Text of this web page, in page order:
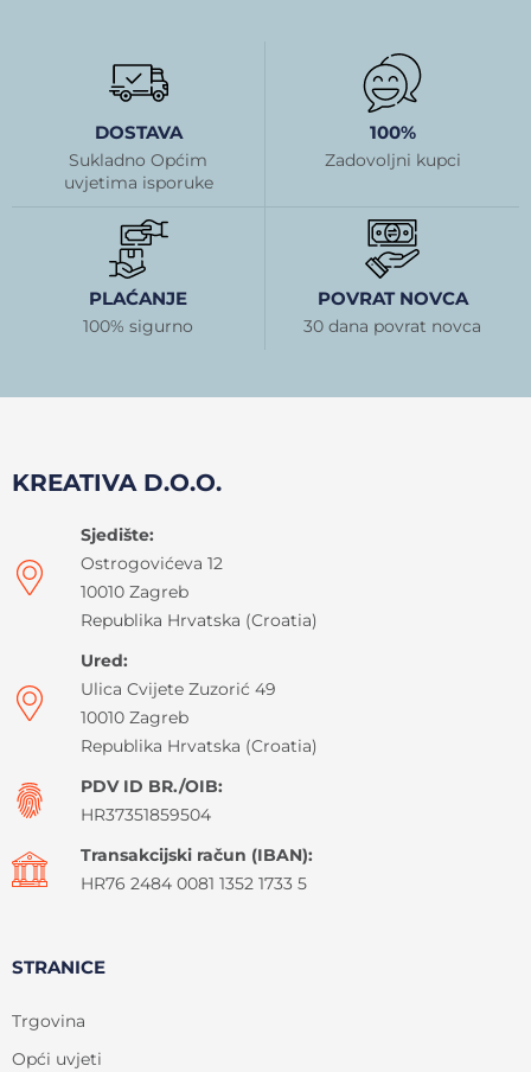
DOSTAVA
Sukladno Općim
uvjetima isporuke
100%
Zadovoljni kupci
PLAĆANJE
100% sigurno
POVRAT NOVCA
30 dana povrat novca
KREATIVA D.O.O.
Sjedište:
Ostrogovićeva 12
10010 Zagreb
Republika Hrvatska (Croatia)
Ured:
Ulica Cvijete Zuzorić 49
10010 Zagreb
Republika Hrvatska (Croatia)
PDV ID BR./OIB:
HR37351859504
Transakcijski račun (IBAN):
HR76 2484 0081 1352 1733 5
STRANICE
Trgovina
Opći uvjeti